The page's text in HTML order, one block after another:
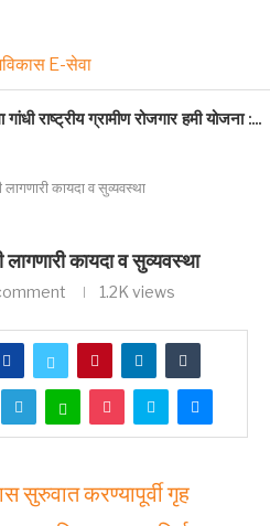
गांधी राष्ट्रीय ग्रामीण रोजगार हमी योजना :...
लागणारी कायदा व सुव्यवस्था
लागणारी कायदा व सुव्यवस्था
1.2K views
सुरुवात करण्यापूर्वी गृह